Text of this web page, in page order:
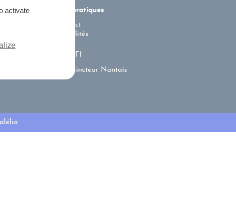
Liens pratiques
Contact
Actualités
ACFI
Extincteur Nantais
activate